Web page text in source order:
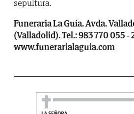
sepultura.
Funeraria La Guía. Avda.
(Valladolid). Tel.: 983 770 055 -
www.funerarialaguia.com